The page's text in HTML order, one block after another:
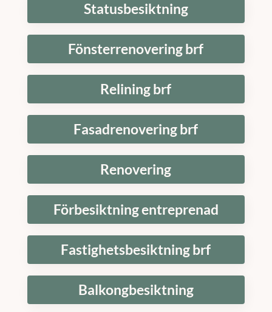
Statusbesiktning
Fönsterrenovering brf
Relining brf
Fasadrenovering brf
Renovering
Förbesiktning entreprenad
Fastighetsbesiktning brf
Balkongbesiktning